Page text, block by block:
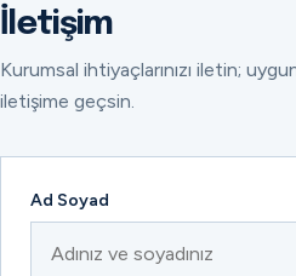
İletişim
Kurumsal ihtiyaçlarınızı iletin;
iletişime geçsin.
Ad Soyad